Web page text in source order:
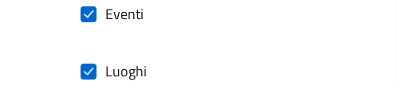
Eventi
Luoghi